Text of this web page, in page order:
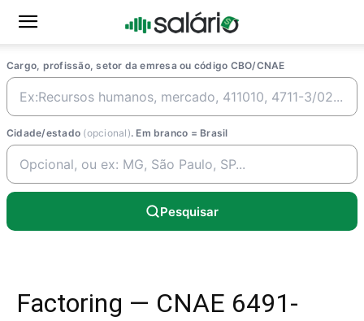
Cargo, profissão, setor da emresa ou código CBO/CNAE
Cidade/estado (opcional). Em branco = Brasil
Pesquisar
Factoring — CNAE 6491-